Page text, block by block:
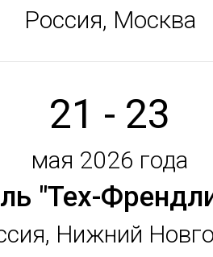
Россия, Москва
21 - 23
мая 2026 года
"Тех-
Нижний